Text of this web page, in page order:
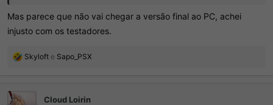
Mas parece que não vai chegar a versão final ao PC, achei
injusto com os testadores.
R
õ
Skyloft e Sapo_PSX
Cloud Loirin